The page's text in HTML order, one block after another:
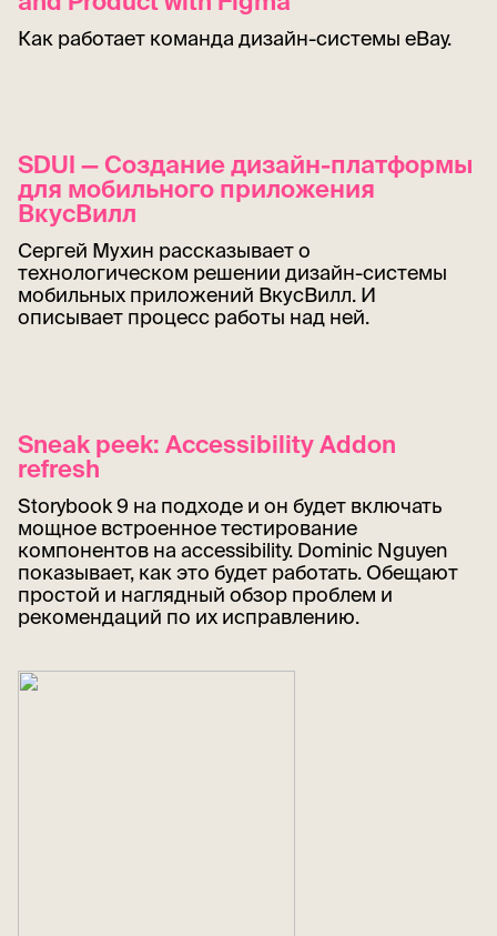
Как работает команда дизайн-системы eBay.
SDUI — Создание дизайн-платформы
для мобильного приложения
ВкусВилл
Сергей Мухин рассказывает о
технологическом решении дизайн-системы
мобильных приложений ВкусВилл. И
описывает процесс работы над ней.
Sneak peek: Accessibility Addon
refresh
Storybook 9 на подходе и он будет включать
мощное встроенное тестирование
компонентов на accessibility. Dominic Nguyen
показывает, как это будет работать. Обещают
простой и наглядный обзор проблем и
рекомендаций по их исправлению.